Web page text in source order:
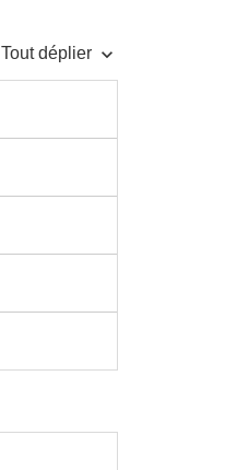
Tout déplier keyboard_arrow_down